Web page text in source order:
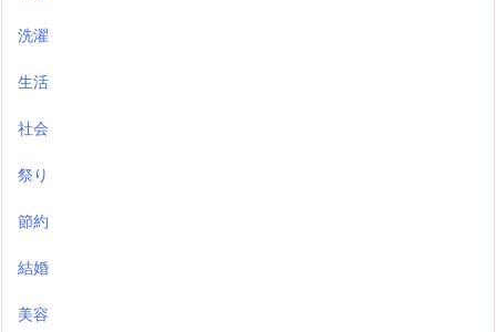
洗濯
生活
社会
祭り
節約
結婚
美容